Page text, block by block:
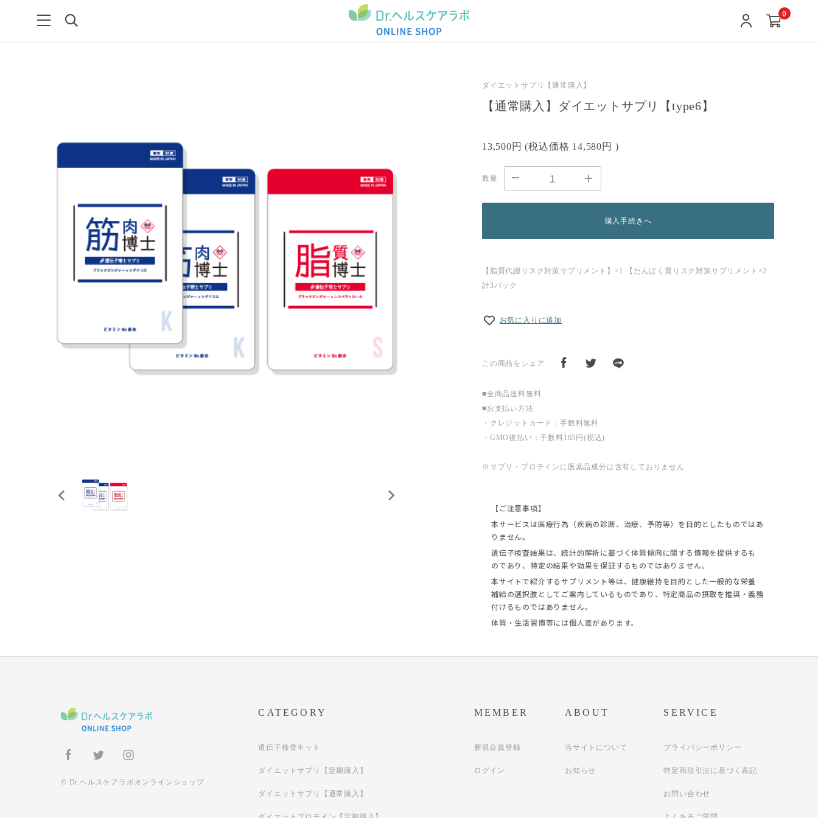
0
ダイエットサプリ【通常購入】
【通常購入】ダイエットサプリ【type6】
13,500円 (税込価格 14,580円 )
数量
購入手続きへ
【脂質代謝リスク対策サプリメント】×1 【たんぱく質リスク対策サプリメント×2
計3パック
お気に入りに追加
この商品をシェア
■全商品送料無料
■お支払い方法
・クレジットカード：手数料無料
・GMO後払い：手数料165円(税込)
※サプリ・プロテインに医薬品成分は含有しておりません
【ご注意事項】
本サービスは医療行為（疾病の診断、治療、予防等）を目的としたものではあ
りません。
遺伝子検査結果は、統計的解析に基づく体質傾向に関する情報を提供するも
のであり、特定の結果や効果を保証するものではありません。
本サイトで紹介するサプリメント等は、健康維持を目的とした一般的な栄養
補給の選択肢としてご案内しているものであり、特定商品の摂取を推奨・義務
付けるものではありません。
体質・生活習慣等には個人差があります。
© Dr.ヘルスケアラボオンラインショップ
CATEGORY
遺伝子検査キット
ダイエットサプリ【定期購入】
ダイエットサプリ【通常購入】
MEMBER
新規会員登録
ログイン
ABOUT
当サイトについて
お知らせ
SERVICE
プライバシーポリシー
特定商取引法に基づく表記
お問い合わせ